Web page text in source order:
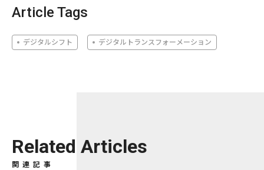
Article Tags
デジタルシフト デジタルトランスフォーメーション
Related Articles
関連記事